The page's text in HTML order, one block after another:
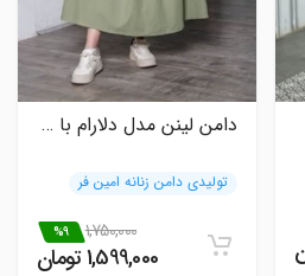
دامن لینن مدل دلارام با کیفیت بالا و شیک
تولیدی دامن زنانه امین فر
1,750,000
%9
1,599,000 تومان